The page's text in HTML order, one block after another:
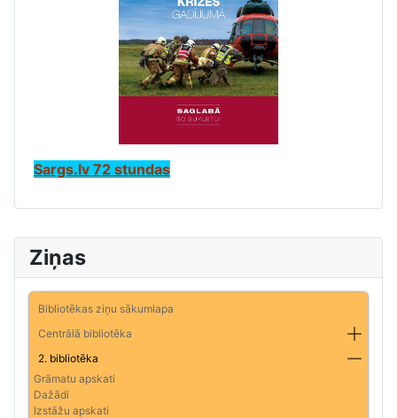
Ziņas
Bibliotēkas ziņu sākumlapa
Centrālā bibliotēka
2. bibliotēka
Grāmatu apskati
Dažādi
Izstāžu apskati
Sargs.lv 72 stundas